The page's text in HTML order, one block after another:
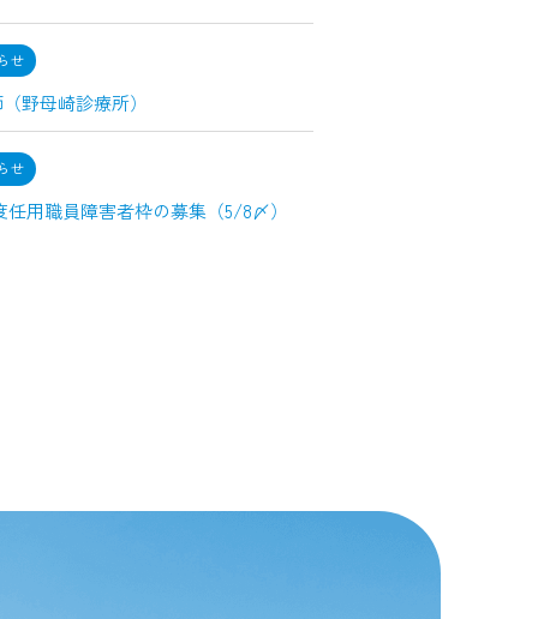
せ
野母崎診療所）
せ
用職員障害者枠の募集（5/8〆）